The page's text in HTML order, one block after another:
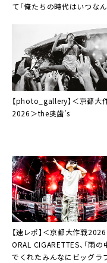
て「俺たちの時代はいつな
【photo_gallery】＜京都大
2026＞the奥⻭’s
【速レポ】＜京都大作戦
ORAL CIGARETTES、「雨の
でくれたみんなにビッグラブ